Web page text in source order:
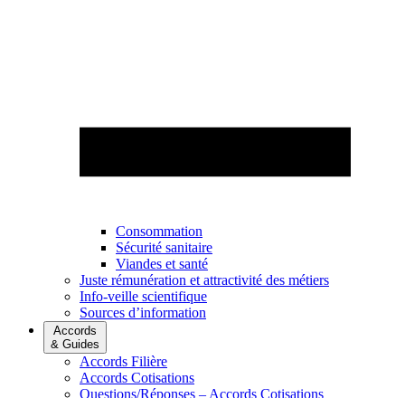
Consommation
Sécurité sanitaire
Viandes et santé
Juste rémunération et attractivité des métiers
Info-veille scientifique
Sources d’information
Accords
& Guides
Accords Filière
Accords Cotisations
Questions/Réponses – Accords Cotisations